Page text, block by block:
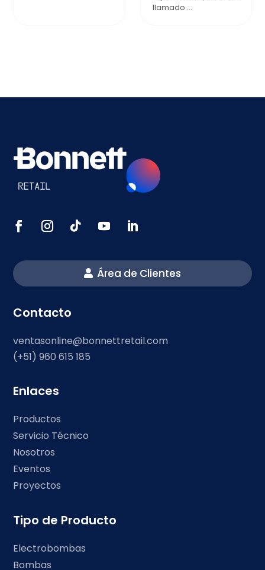
llamado ...
Área de Clientes
Contacto
ventasonline@bonnettretail.com
(+51) 960 615 185
Enlaces
Productos
Servicio Técnico
Nosotros
Eventos
Proyectos
Tipo de Producto
Electrobombas
Bombas